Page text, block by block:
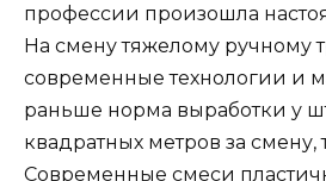
профессии произошла
На смену тяжелому ручному
современные технологии и
раньше норма выработки у
квадратных метров за смену,
Современные смеси